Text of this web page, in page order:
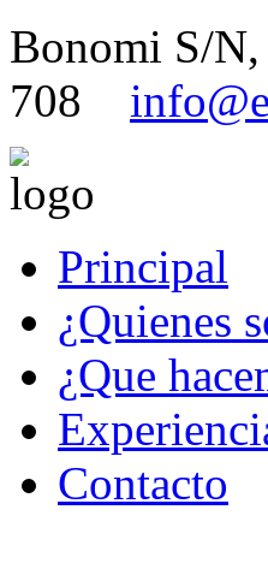
Bonomi S/
708
Principal
¿Quienes
¿Que
Contacto